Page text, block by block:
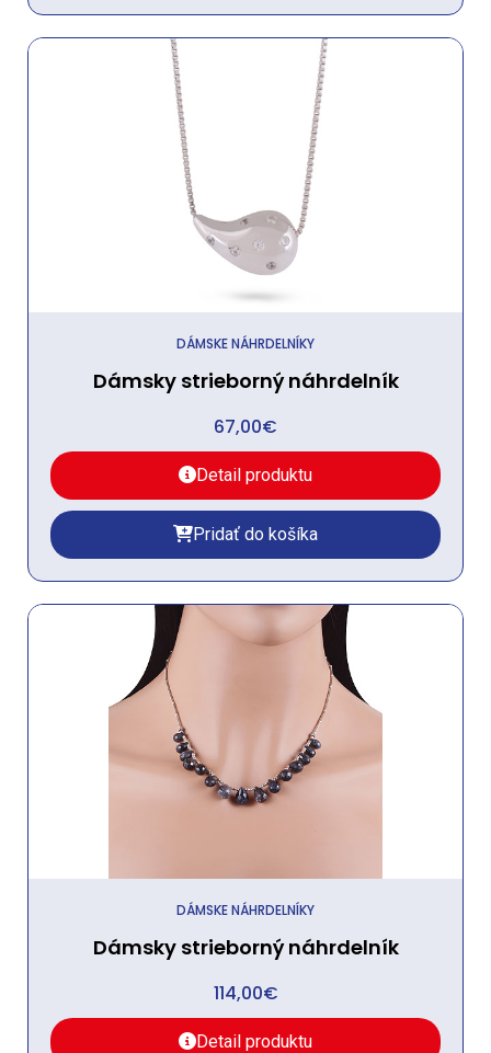
DÁMSKE NÁHRDELNÍKY
Dámsky strieborný náhrdelník
67,00€
Detail produktu
Pridať do košíka
DÁMSKE NÁHRDELNÍKY
Dámsky strieborný náhrdelník
114,00€
Detail produktu